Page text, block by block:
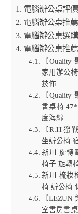
電腦辦公桌評
電腦辦公桌推
電腦辦公桌選
電腦辦公桌推
【Quality
家用辦公
技佈
【Quality
書桌椅
度海綿
【R.H 獵
坐辦公椅
新川 旋轉
椅子 旋轉
新川 梳妝
椅 辦公椅
【LEZUN
室書房書